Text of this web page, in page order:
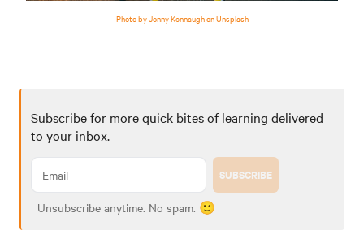
Photo by Jonny Kennaugh on Unsplash
Subscribe for more quick bites of learning delivered
to your inbox.
SUBSCRIBE
Unsubscribe anytime. No spam. 🙂